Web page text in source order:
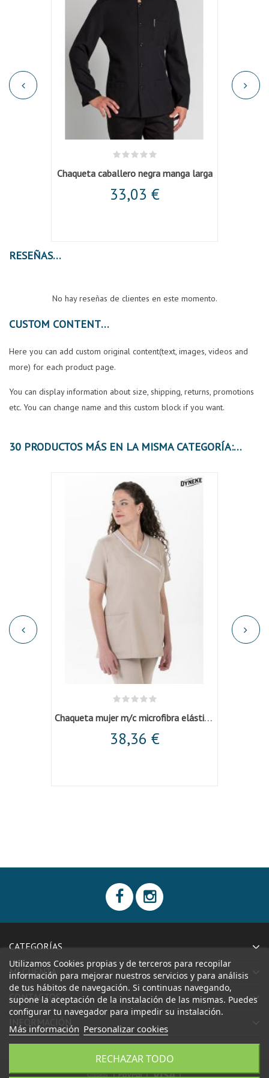
Chaqueta caballero negra manga larga
33,03 €
RESEÑAS
No hay reseñas de clientes en este momento.
CUSTOM CONTENT
Here you can add custom original content(text, images, videos and
more) for each product page.
You can display information about size, shipping, returns, promotions
etc. You can change name and this custom block if you want.
30 PRODUCTOS MÁS EN LA MISMA CATEGORÍA:
Chaqueta mujer m/c microfibra elástica beige
38,36 €
CATEGORÍAS
MI CUENTA
CONTACTOS
Utilizamos Cookies propias y de terceros para recopilar
información para mejorar nuestros servicios y para análisis
de tus hábitos de navegación. Si continuas navegando,
supone la aceptación de la instalación de las mismas. Puedes
configurar tu navegador para impedir su instalación.
Más información Personalizar cookies
RECHAZAR TODO